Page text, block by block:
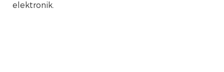
elektronik.